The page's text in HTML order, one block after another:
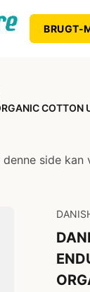
BRUGT-
COTTON
side